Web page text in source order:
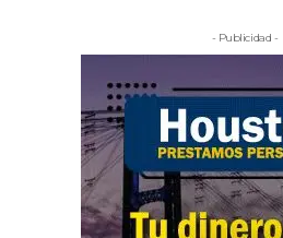
- Publicidad -